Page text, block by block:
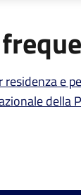
residenza e
della